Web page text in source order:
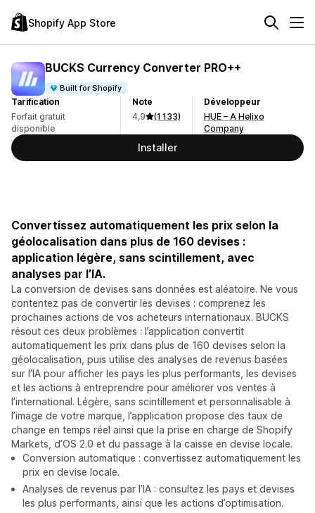
Shopify App Store
BUCKS Currency Converter PRO++
Built for Shopify
Tarification
Forfait gratuit
disponible
Note
4,9
(1 133)
Développeur
HUE – A Helixo
Company
Installer
Convertissez automatiquement les prix selon la
géolocalisation dans plus de 160 devises :
application légère, sans scintillement, avec
analyses par l’IA.
La conversion de devises sans données est aléatoire. Ne vous
contentez pas de convertir les devises : comprenez les
prochaines actions de vos acheteurs internationaux. BUCKS
résout ces deux problèmes : l’application convertit
automatiquement les prix dans plus de 160 devises selon la
géolocalisation, puis utilise des analyses de revenus basées
sur l’IA pour afficher les pays les plus performants, les devises
et les actions à entreprendre pour améliorer vos ventes à
l’international. Légère, sans scintillement et personnalisable à
l’image de votre marque, l’application propose des taux de
change en temps réel ainsi que la prise en charge de Shopify
Markets, d’OS 2.0 et du passage à la caisse en devise locale.
Conversion automatique : convertissez automatiquement les
prix en devise locale.
Analyses de revenus par l’IA : consultez les pays et devises
les plus performants, ainsi que les actions d’optimisation.